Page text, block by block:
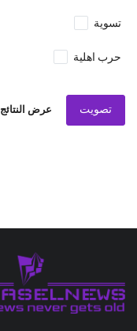
تسوية
حرب اهلية
تصويت عرض النتائج